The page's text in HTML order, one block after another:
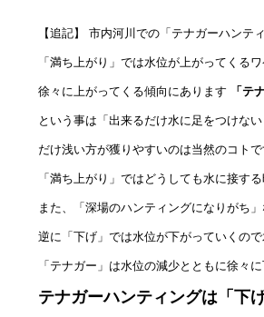
【追記】 市内河川での「テナガーハン
「満ち上がり」では水位が上がってくる
徐々に上がってくる傾向にあります
「テ
という事は「出来るだけ水に足をつけな
だけ浅い方が獲りやすいのは当然のコト
「満ち上がり」ではどうしても水に接す
また、「深場のハンティングになりがち
逆に「下げ」では水位が下がっていくの
「テナガー」は水位の減少とともに徐々
テナガーハンティングは「下